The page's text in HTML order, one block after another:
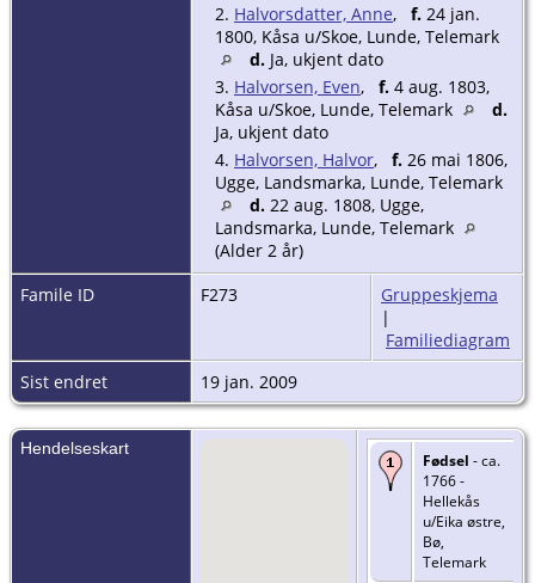
2. Halvorsdatter, Anne, f. 24 jan.
1800, Kåsa u/Skoe, Lunde, Telemark
d. Ja, ukjent dato
3. Halvorsen, Even, f. 4 aug. 1803,
Kåsa u/Skoe, Lunde, Telemark
d.
Ja, ukjent dato
4. Halvorsen, Halvor, f. 26 mai 1806,
Ugge, Landsmarka, Lunde, Telemark
d. 22 aug. 1808, Ugge,
Landsmarka, Lunde, Telemark
(Alder 2 år)
Famile ID
F273
Gruppeskjema
|
Familiediagram
Sist endret
19 jan. 2009
Hendelseskart
Fødsel - ca.
1766 -
Hellekås
u/Eika østre,
Bø,
Telemark